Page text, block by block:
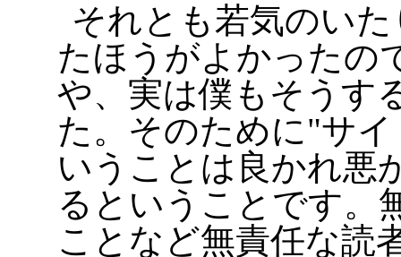
それとも若気のい
たほうがよかった
や、実は僕もそうす
た。そのために サ
いうことは良かれ悪
るということです。
ことなど無責任な読